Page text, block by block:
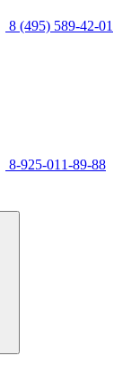
8 (495) 589-42-01
8-925-011-89-88